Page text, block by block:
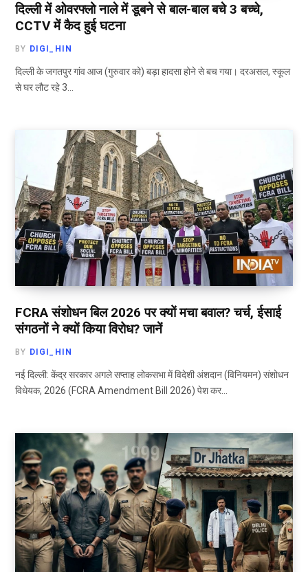
दिल्ली में ओवरफ्लो नाले में डूबने से बाल-बाल बचे 3 बच्चे,
CCTV में कैद हुई घटना
BY DIGI_HIN
दिल्ली के जगतपुर गांव आज (गुरुवार को) बड़ा हादसा होने से बच गया। दरअसल, स्कूल
से घर लौट रहे 3…
FCRA संशोधन बिल 2026 पर क्यों मचा बवाल? चर्च, ईसाई
संगठनों ने क्यों किया विरोध? जानें
BY DIGI_HIN
नई दिल्ली: केंद्र सरकार अगले सप्ताह लोकसभा में विदेशी अंशदान (विनियमन) संशोधन
विधेयक, 2026 (FCRA Amendment Bill 2026) पेश कर…